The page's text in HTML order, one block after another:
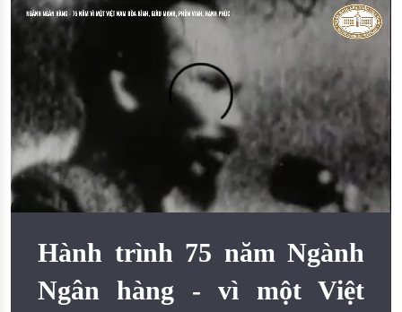
Đào tạo ISO
Hành trình 75 năm Ngành
Ngân hàng - vì một Việt